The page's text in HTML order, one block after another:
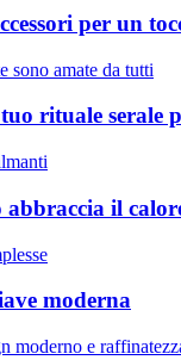
per un
sono amate da tutti
rituale serale
il
moderna
moderno e